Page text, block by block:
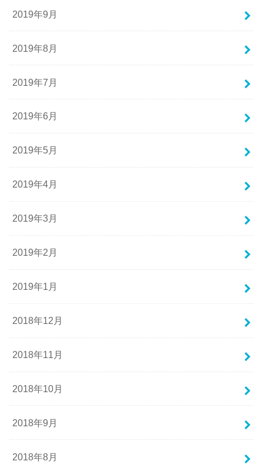
2019年9月
2019年8月
2019年7月
2019年6月
2019年5月
2019年4月
2019年3月
2019年2月
2019年1月
2018年12月
2018年11月
2018年10月
2018年9月
2018年8月